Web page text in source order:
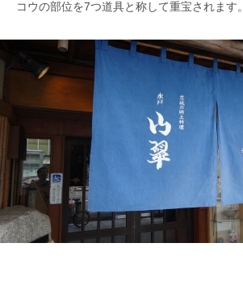
コウの部位を7つ道具と称して重宝されます。